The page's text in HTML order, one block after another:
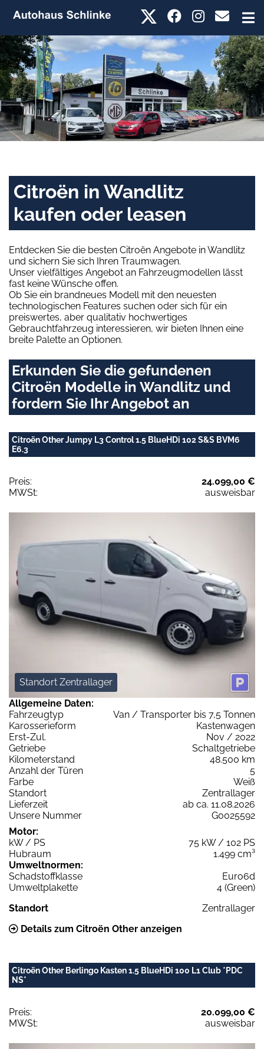
Citroën in Wandlitz
kaufen oder leasen
Entdecken Sie die besten Citroën Angebote in Wandlitz
und sichern Sie sich Ihren Traumwagen.
Unser vielfältiges Angebot an Fahrzeugmodellen lässt
fast keine Wünsche offen.
Ob Sie ein brandneues Modell mit den neuesten
technologischen Features suchen oder sich für ein
preiswertes, aber qualitativ hochwertiges
Gebrauchtfahrzeug interessieren, wir bieten Ihnen eine
breite Palette an Optionen.
Erkunden Sie die gefundenen
Citroën Modelle in Wandlitz und
fordern Sie Ihr Angebot an
Citroën Other Jumpy L3 Control 1.5 BlueHDi 102 S&S BVM6
E6.3
Preis:
24.099,00 €
MWSt:
ausweisbar
Standort Zentrallager
Allgemeine Daten:
Fahrzeugtyp
Van / Transporter bis 7,5 Tonnen
Karosserieform
Kastenwagen
Erst-Zul.
Nov / 2022
Getriebe
Schaltgetriebe
Kilometerstand
48.500 km
Anzahl der Türen
5
Farbe
Weiß
Standort
Zentrallager
Lieferzeit
ab ca. 11.08.2026
Unsere Nummer
G0025592
Motor:
kW / PS
75 kW / 102 PS
Hubraum
1.499 cm³
Umweltnormen:
Schadstoffklasse
Euro6d
Umweltplakette
4 (Green)
Standort
Zentrallager
Details zum Citroën Other anzeigen
Citroën Other Berlingo Kasten 1.5 BlueHDi 100 L1 Club *PDC
NS*
Preis:
20.099,00 €
MWSt:
ausweisbar